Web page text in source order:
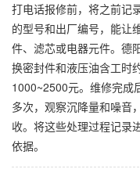
打电话报修前，将之前记
的型号和出厂编号，能让
件、滤芯或电器元件。德
换密封件和液压油含工时
1000~2500元。维修完成
多次，观察沉降量和噪音
收。将这些处理过程记录
依据。